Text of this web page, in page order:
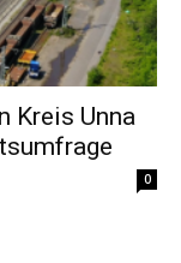
Kreis Unna
0